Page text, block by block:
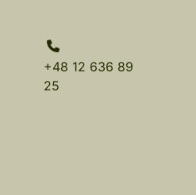
+48 12 636 89
25